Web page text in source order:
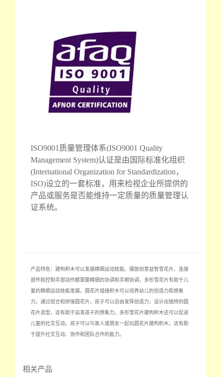
ISO9001质量管理体系(ISO9001 Quality
Management System)认证是由国际标准化组织
(International Organization for Standardization，
ISO)设立的一套标准，用来检视企业所提供的
产品或服务是否能维持一定质量的质量管理认
证系统。
产品特色：建构积木可以发展精细运动技能。摆放创意益智雪花片、连接
部件和控制手部动作都需要精细的协调和手眼协调，多形雪花片有助于儿
童的精细运动技能发展。圆花片插接积木可以培养幼儿的创造力和想象
力。通过组合和拼接圆花片，孩子可以自由发挥创造力，设计出独特的圆
花片造型，这有助于启发孩子的想象力。多形雪花片建构积木还可以促进
儿童的社交互动。孩子可以与家人或朋友一起玩圆花片建构积木，这有助
于提升社交互动、协作和团队合作的能力。
相关产品